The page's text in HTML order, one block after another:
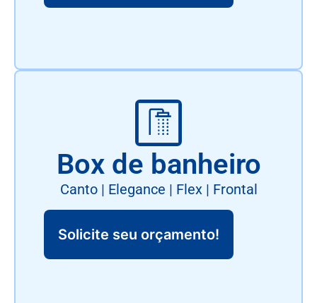
Box de banheiro
Canto | Elegance | Flex | Frontal
Solicite seu orçamento!